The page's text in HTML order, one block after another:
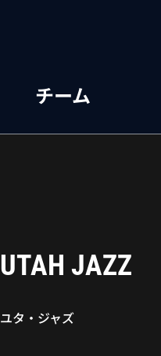
チーム
UTAH JAZZ
ユタ・ジャズ